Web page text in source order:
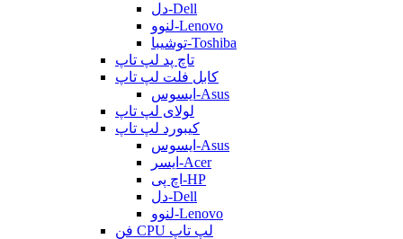
دل-Dell
لنوو-Lenovo
توشیبا-Toshiba
تاچ پد لپ تاپ
کابل فلت لپ تاپ
ایسوس-Asus
لولای لپ تاپ
کیبورد لپ تاپ
ایسوس-Asus
ایسر-Acer
اچ پی-HP
دل-Dell
لنوو-Lenovo
فن CPU لپ تاپ